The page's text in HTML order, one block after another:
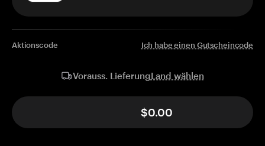
Aktionscode Ich habe einen Gutscheincode
Vorauss. LieferungLand wählen
$0.00